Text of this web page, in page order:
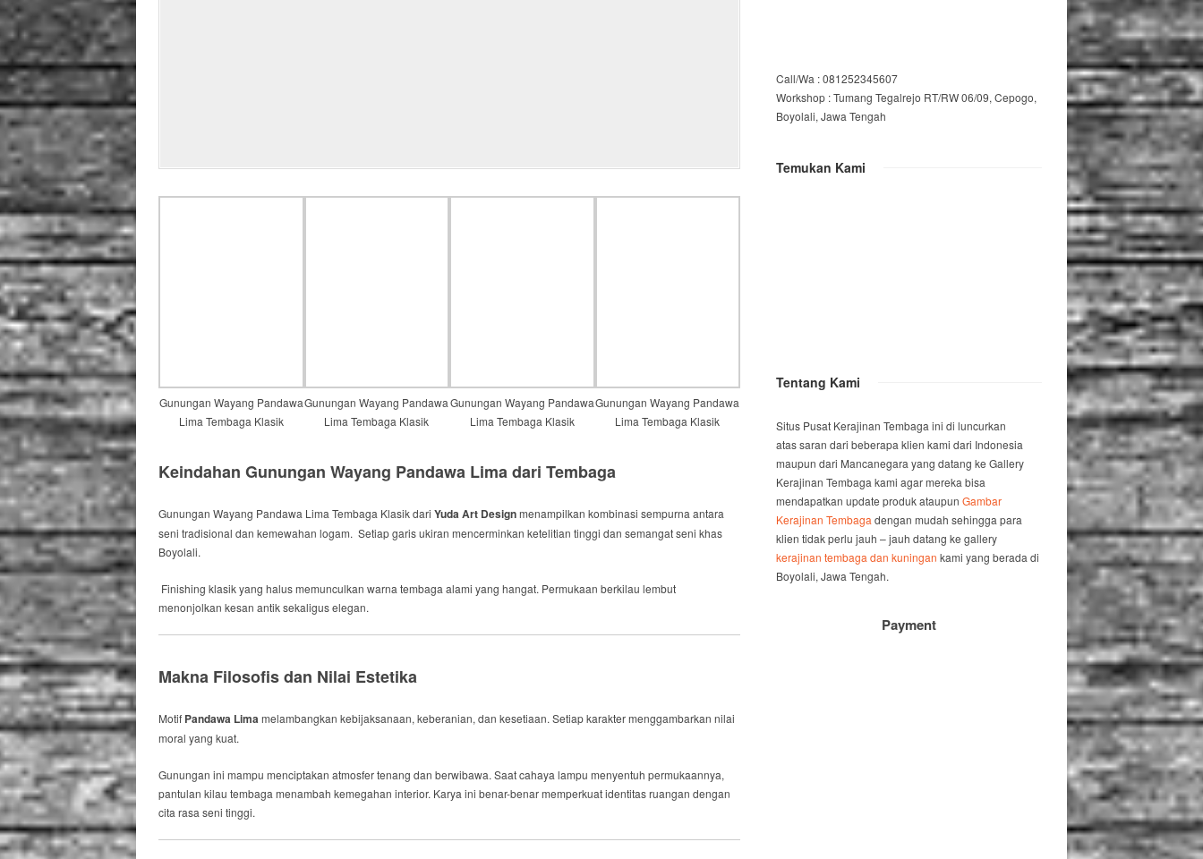
Gunungan Wayang Pandawa
Lima Tembaga Klasik
Gunungan Wayang Pandawa
Lima Tembaga Klasik
Gunungan Wayang Pandawa
Lima Tembaga Klasik
Gunungan Wayang Pandawa
Lima Tembaga Klasik
Keindahan Gunungan Wayang Pandawa Lima dari Tembaga
Gunungan Wayang Pandawa Lima Tembaga Klasik dari Yuda Art Designmenampilkan kombinasi sempurna antara
seni tradisional dan kemewahan logam. Setiap garis ukiran mencerminkan ketelitian tinggi dan semangat seni khas
Boyolali.
Finishing klasik yang halus memunculkan warna tembaga alami yang hangat. Permukaan berkilau lembut
menonjolkan kesan antik sekaligus elegan.
Makna Filosofis dan Nilai Estetika
Motif Pandawa Limamelambangkan kebijaksanaan, keberanian, dan kesetiaan. Setiap karakter menggambarkan nilai
moral yang kuat.
Gunungan ini mampu menciptakan atmosfer tenang dan berwibawa. Saat cahaya lampu menyentuh permukaannya,
pantulan kilau tembaga menambah kemegahan interior. Karya ini benar-benar memperkuat identitas ruangan dengan
cita rasa seni tinggi.
Call/Wa : 081252345607
Workshop : Tumang Tegalrejo RT/RW 06/09, Cepogo,
Boyolali, Jawa Tengah
Temukan Kami
Tentang Kami
Situs Pusat Kerajinan Tembaga ini di luncurkan
atas saran dari beberapa klien kami dari Indonesia
maupun dari Mancanegara yang datang ke Gallery
Kerajinan Tembaga kami agar mereka bisa
mendapatkan update produk ataupun Gambar
Kerajinan Tembaga dengan mudah sehingga para
klien tidak perlu jauh – jauh datang ke gallery
kerajinan tembaga dan kuningan kami yang berada di
Boyolali, Jawa Tengah.
Payment